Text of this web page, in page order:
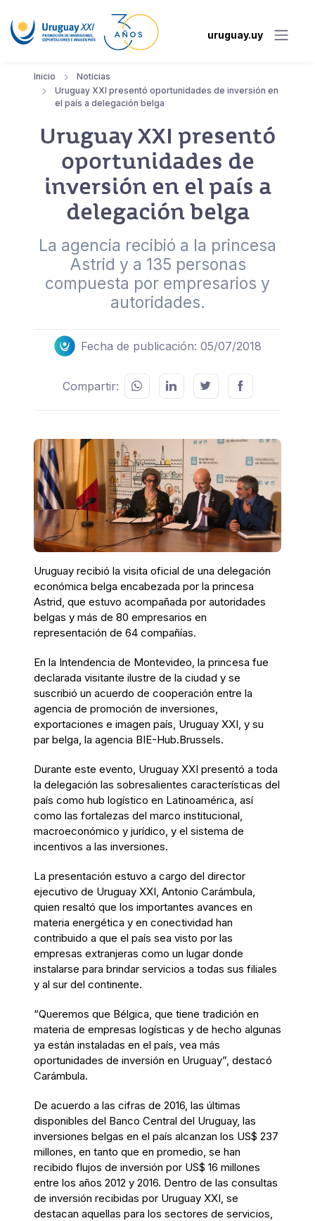
uruguay.uy
Inicio
Noticias
Uruguay XXI presentó oportunidades de inversión en
el país a delegación belga
Uruguay XXI presentó
oportunidades de
inversión en el país a
delegación belga
La agencia recibió a la princesa
Astrid y a 135 personas
compuesta por empresarios y
autoridades.
Fecha de publicación: 05/07/2018
Compartir:
Uruguay recibió la visita oficial de una delegación
económica belga encabezada por la princesa
Astrid, que estuvo acompañada por autoridades
belgas y más de 80 empresarios en
representación de 64 compañías.
En la Intendencia de Montevideo, la princesa fue
declarada visitante ilustre de la ciudad y se
suscribió un acuerdo de cooperación entre la
agencia de promoción de inversiones,
exportaciones e imagen país, Uruguay XXI, y su
par belga, la agencia BIE-Hub.Brussels.
Durante este evento, Uruguay XXI presentó a toda
la delegación las sobresalientes características del
país como hub logístico en Latinoamérica, así
como las fortalezas del marco institucional,
macroeconómico y jurídico, y el sistema de
incentivos a las inversiones.
La presentación estuvo a cargo del director
ejecutivo de Uruguay XXI, Antonio Carámbula,
quien resaltó que los importantes avances en
materia energética y en conectividad han
contribuido a que el país sea visto por las
empresas extranjeras como un lugar donde
instalarse para brindar servicios a todas sus filiales
y al sur del continente.
“Queremos que Bélgica, que tiene tradición en
materia de empresas logísticas y de hecho algunas
ya están instaladas en el país, vea más
oportunidades de inversión en Uruguay”, destacó
Carámbula.
De acuerdo a las cifras de 2016, las últimas
disponibles del Banco Central del Uruguay, las
inversiones belgas en el país alcanzan los US$ 237
millones, en tanto que en promedio, se han
recibido flujos de inversión por US$ 16 millones
entre los años 2012 y 2016. Dentro de las consultas
de inversión recibidas por Uruguay XXI, se
destacan aquellas para los sectores de servicios,